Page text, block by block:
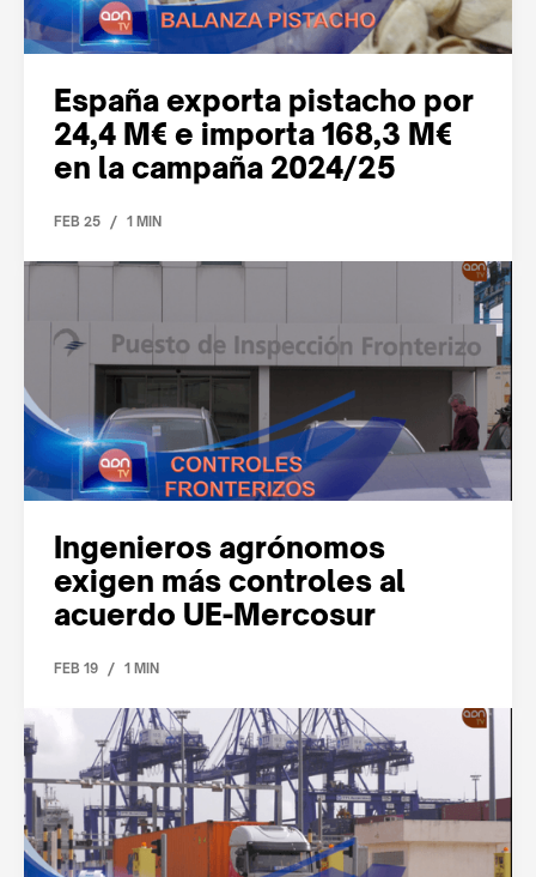
España exporta pistacho por
24,4 M€ e importa 168,3 M€
en la campaña 2024/25
FEB 25 / 1 MIN
Ingenieros agrónomos
exigen más controles al
acuerdo UE-Mercosur
FEB 19 / 1 MIN